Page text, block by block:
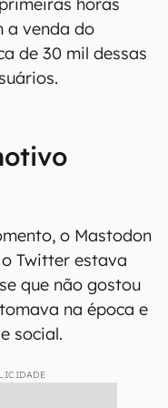
a venda do
de 30 mil dessas
o Mastodon
Twitter estava
que não gostou
na época e
social.